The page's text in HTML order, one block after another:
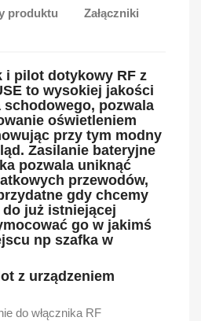
produktu
Załączniki
i pilot dotykowy RF z
to wysokiej jakości
schodowego, pozwala
oświetleniem
przy tym modny
Zasilanie bateryjne
pozwala uniknąć
przewodów,
gdy chcemy
do już istniejącej
go w jakimś
np szafka w
z urządzeniem
do włącznika RF